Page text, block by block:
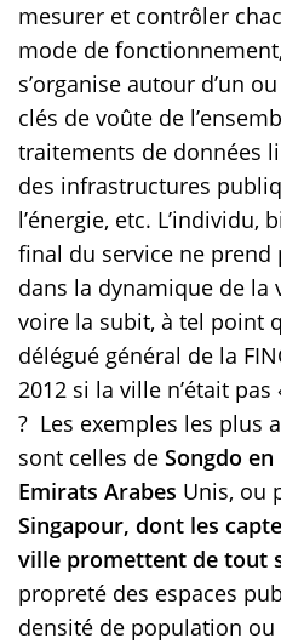
mesurer et contrôler
mode de
s’organise autour d’un
clés de voûte de
traitements de données
des infrastructures
l’énergie, etc. L’individu,
final du service ne prend
dans la dynamique de
voire la subit, à tel point
délégué général de la
2012 si la ville n’était pas
? Les exemples les plus
sont celles de Songdo en
Emirats Arabes Unis, ou
Singapour, dont les
ville promettent de tout
propreté des espaces
densité de population